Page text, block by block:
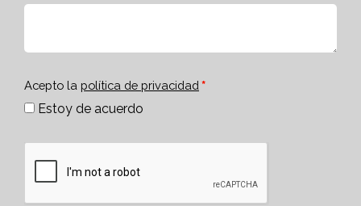
Acepto la política de privacidad
Estoy de acuerdo